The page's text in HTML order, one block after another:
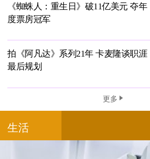
《蜘蛛人：重生日》破11亿美元 夺年
度票房冠军
拍《阿凡达》系列21年 卡麦隆谈职涯
最后规划
更多
生活